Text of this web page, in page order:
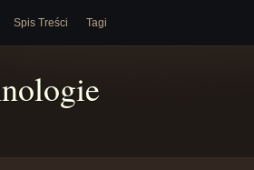
Spis Treści Tagi